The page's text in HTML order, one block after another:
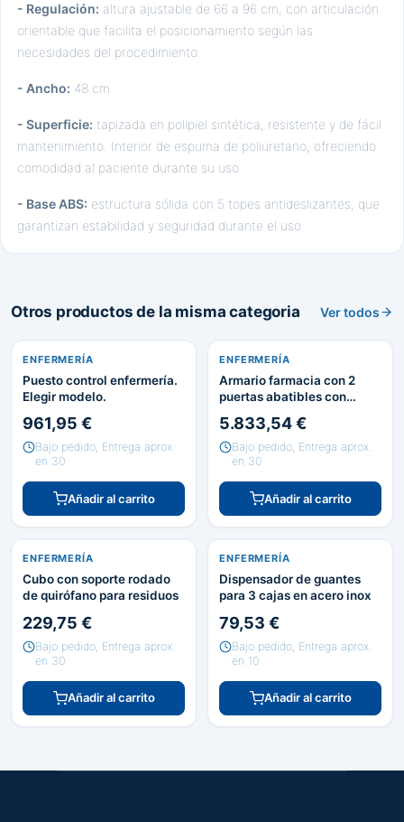
- Regulación: altura ajustable de 66 a 96 cm, con articulación
orientable que facilita el posicionamiento según las
necesidades del procedimiento.
- Ancho: 48 cm
- Superficie: tapizada en polipiel sintética, resistente y de fácil
mantenimiento. Interior de espuma de poliuretano, ofreciendo
comodidad al paciente durante su uso.
- Base ABS: estructura sólida con 5 topes antideslizantes, que
garantizan estabilidad y seguridad durante el uso.
Otros productos de la misma categoria Ver todos
ENFERMERÍA
Puesto control enfermería.
Elegir modelo.
961,95 €
Bajo pedido, Entrega aprox.
en 30
Añadir al carrito
ENFERMERÍA
Armario farmacia con 2
puertas abatibles con
5.833,54 €
Bajo pedido, Entrega aprox.
en 30
Añadir al carrito
ENFERMERÍA
Cubo con soporte rodado
de quirófano para residuos
229,75 €
Bajo pedido, Entrega aprox.
en 30
Añadir al carrito
ENFERMERÍA
Dispensador de guantes
para 3 cajas en acero inox
79,53 €
Bajo pedido, Entrega aprox.
en 10
Añadir al carrito